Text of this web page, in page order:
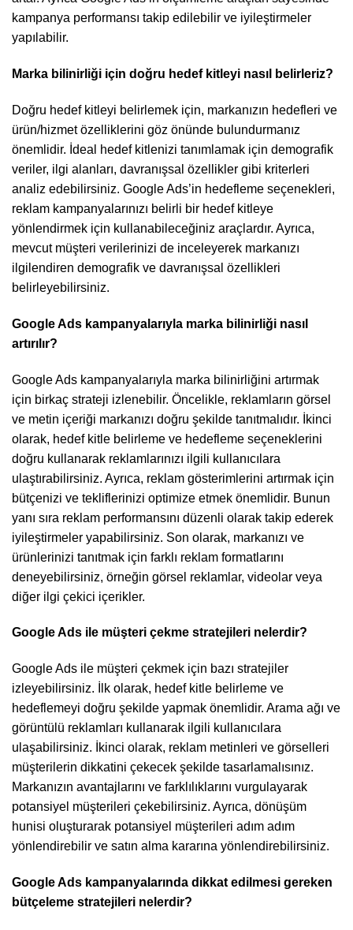
kampanya performansı takip edilebilir ve iyileştirmeler
yapılabilir.
Marka bilinirliği için doğru hedef kitleyi nasıl belirleriz?
Doğru hedef kitleyi belirlemek için, markanızın hedefleri ve
ürün/hizmet özelliklerini göz önünde bulundurmanız
önemlidir. İdeal hedef kitlenizi tanımlamak için demografik
veriler, ilgi alanları, davranışsal özellikler gibi kriterleri
analiz edebilirsiniz. Google Ads’in hedefleme seçenekleri,
reklam kampanyalarınızı belirli bir hedef kitleye
yönlendirmek için kullanabileceğiniz araçlardır. Ayrıca,
mevcut müşteri verilerinizi de inceleyerek markanızı
ilgilendiren demografik ve davranışsal özellikleri
belirleyebilirsiniz.
Google Ads kampanyalarıyla marka bilinirliği nasıl
artırılır?
Google Ads kampanyalarıyla marka bilinirliğini artırmak
için birkaç strateji izlenebilir. Öncelikle, reklamların görsel
ve metin içeriği markanızı doğru şekilde tanıtmalıdır. İkinci
olarak, hedef kitle belirleme ve hedefleme seçeneklerini
doğru kullanarak reklamlarınızı ilgili kullanıcılara
ulaştırabilirsiniz. Ayrıca, reklam gösterimlerini artırmak için
bütçenizi ve tekliflerinizi optimize etmek önemlidir. Bunun
yanı sıra reklam performansını düzenli olarak takip ederek
iyileştirmeler yapabilirsiniz. Son olarak, markanızı ve
ürünlerinizi tanıtmak için farklı reklam formatlarını
deneyebilirsiniz, örneğin görsel reklamlar, videolar veya
diğer ilgi çekici içerikler.
Google Ads ile müşteri çekme stratejileri nelerdir?
Google Ads ile müşteri çekmek için bazı stratejiler
izleyebilirsiniz. İlk olarak, hedef kitle belirleme ve
hedeflemeyi doğru şekilde yapmak önemlidir. Arama ağı ve
görüntülü reklamları kullanarak ilgili kullanıcılara
ulaşabilirsiniz. İkinci olarak, reklam metinleri ve görselleri
müşterilerin dikkatini çekecek şekilde tasarlamalısınız.
Markanızın avantajlarını ve farklılıklarını vurgulayarak
potansiyel müşterileri çekebilirsiniz. Ayrıca, dönüşüm
hunisi oluşturarak potansiyel müşterileri adım adım
yönlendirebilir ve satın alma kararına yönlendirebilirsiniz.
Google Ads kampanyalarında dikkat edilmesi gereken
bütçeleme stratejileri nelerdir?